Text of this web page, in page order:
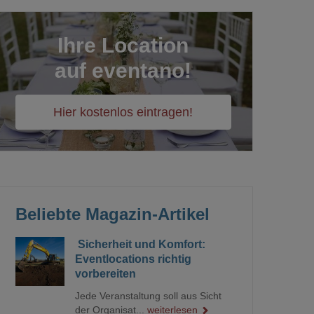
Ihre Location
auf eventano!
Hier kostenlos eintragen!
Beliebte Magazin-Artikel
Sicherheit und Komfort:
Eventlocations richtig
vorbereiten
Jede Veranstaltung soll aus Sicht
der Organisat... weiterlesen